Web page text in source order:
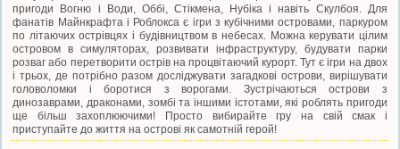
пригоди Вогню і Води, Оббі, Стікмена, Нубіка і навіть Скулбоя. Для
фанатів Майнкрафта і Роблокса є ігри з кубічними островами, паркуром
по літаючих острівцях і будівництвом в небесах. Можна керувати цілим
островом в симуляторах, розвивати інфраструктуру, будувати парки
розваг або перетворити острів на процвітаючий курорт. Тут є ігри на двох
і трьох, де потрібно разом досліджувати загадкові острови, вирішувати
головоломки і боротися з ворогами. Зустрічаються острови з
динозаврами, драконами, зомбі та іншими істотами, які роблять пригоди
ще більш захоплюючими! Просто вибирайте гру на свій смак і
приступайте до життя на острові як самотній герой!